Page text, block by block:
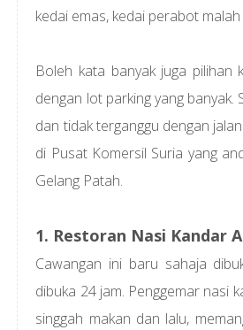
kedai emas, kedai perabot
Boleh kata banyak juga pilihan
dengan lot parking yang
dan tidak terganggu dengan
di Pusat Komersil Suria yang
Gelang Patah.
1. Restoran Nasi Kandar
Cawangan ini baru sahaja
dibuka 24 jam. Penggemar nasi
singgah makan dan lalu,